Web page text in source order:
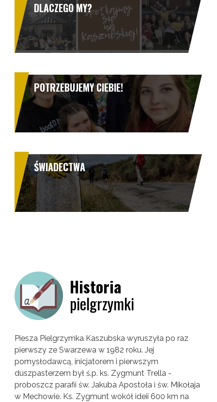
DLACZEGO MY?
POTRZEBUJEMY CIEBIE!
ŚWIADECTWA
Historia
pielgrzymki
Piesza Pielgrzymka Kaszubska wyruszyła po raz
pierwszy ze Swarzewa w 1982 roku. Jej
pomysłodawcą, inicjatorem i pierwszym
duszpasterzem był ś.p. ks. Zygmunt Trella -
proboszcz parafii św. Jakuba Apostoła i św. Mikołaja
w Mechowie. Ks. Zygmunt wokół ideii 600 km na